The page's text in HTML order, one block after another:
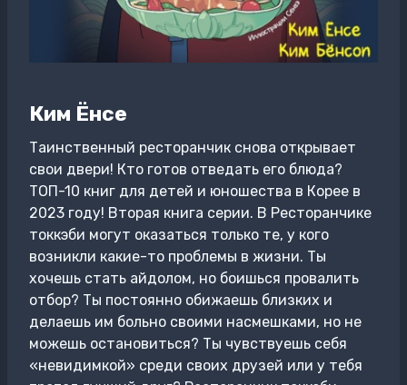
Ким Ёнсе
Таинственный ресторанчик снова открывает
свои двери! Кто готов отведать его блюда?
ТОП-10 книг для детей и юношества в Корее в
2023 году! Вторая книга серии. В Ресторанчике
токкэби могут оказаться только те, у кого
возникли какие-то проблемы в жизни. Ты
хочешь стать айдолом, но боишься провалить
отбор? Ты постоянно обижаешь близких и
делаешь им больно своими насмешками, но не
можешь остановиться? Ты чувствуешь себя
«невидимкой» среди своих друзей или у тебя